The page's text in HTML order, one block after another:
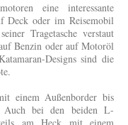
eine interessante
Deck oder im Reisemobil
Tragetasche verstaut
Benzin oder auf Motoröl
Designs sind die
einem Außenborder bis
Auch bei den beiden L-